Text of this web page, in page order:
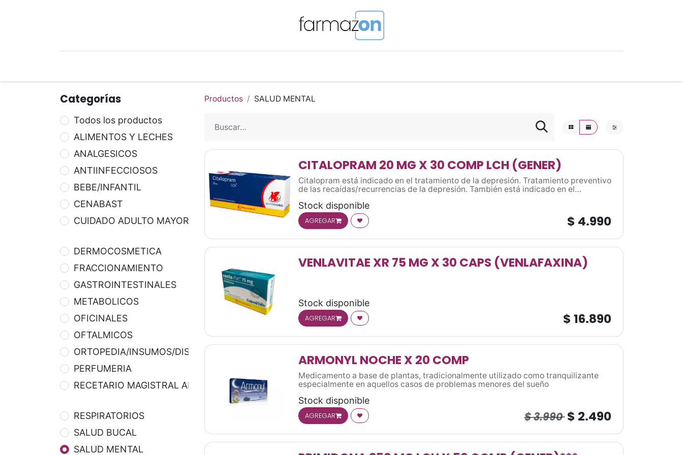
Categorías
Todos los productos
ALIMENTOS Y LECHES
ANALGESICOS
ANTIINFECCIOSOS
BEBE/INFANTIL
CENABAST
CUIDADO ADULTO MAYOR
DERMOCOSMETICA
FRACCIONAMIENTO
GASTROINTESTINALES
METABOLICOS
OFICINALES
OFTALMICOS
ORTOPEDIA/INSUMOS/DISPOSITIVOS
PERFUMERIA
RECETARIO MAGISTRAL APOTEKA
RESPIRATORIOS
SALUD BUCAL
SALUD MENTAL
Productos SALUD MENTAL
CITALOPRAM 20 MG X 30 COMP LCH (GENER)
Citalopram está indicado en el tratamiento de la depresión. Tratamiento preventivo
de las recaídas/recurrencias de la depresión. También está indicado en el
el tratamiento del trastorno obsesivo-compulsivo (TOC)”.
Stock disponible
AGREGAR $ 4.990
VENLAVITAE XR 75 MG X 30 CAPS (VENLAFAXINA)
Stock disponible
AGREGAR $ 16.890
ARMONYL NOCHE X 20 COMP
Medicamento a base de plantas, tradicionalmente utilizado como tranquilizante
especialmente en aquellos casos de problemas menores del sueño
Stock disponible
AGREGAR $3.990 $ 2.490